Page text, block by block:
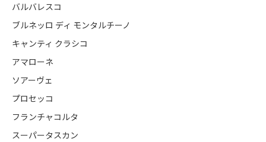
バルバレスコ
ブルネッロ ディ モンタルチーノ
キャンティ クラシコ
アマローネ
ソアーヴェ
プロセッコ
フランチャコルタ
スーパータスカン